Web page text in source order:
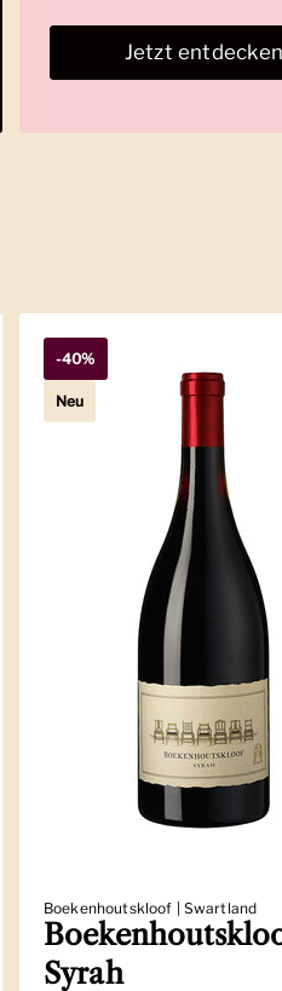
Jetzt
Boekenhoutskloof | Swartland
Syrah
-40%
Neu